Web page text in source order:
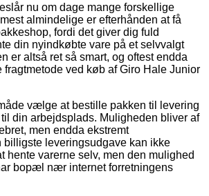
nu om dage mange forskellige
almindelige er efterhånden at få
fordi det giver dig fuld
din nyindkøbte vare på et selvvalgt
er altså ret så smart, og oftest endda
fragtmetode ved køb af Giro Hale Junior
vælge at bestille pakken til levering
din arbejdsplads. Muligheden bliver af
men endda ekstremt
billigste leveringsudgave kan ikke
hente varerne selv, men den mulighed
bopæl nær internet forretningens